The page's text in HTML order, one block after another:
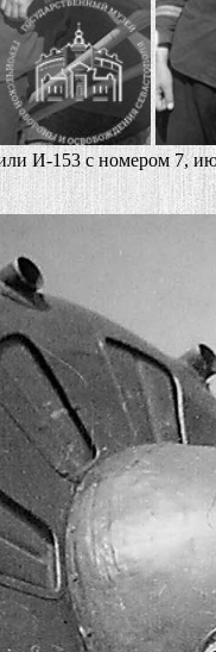
И-153 с номером 7,